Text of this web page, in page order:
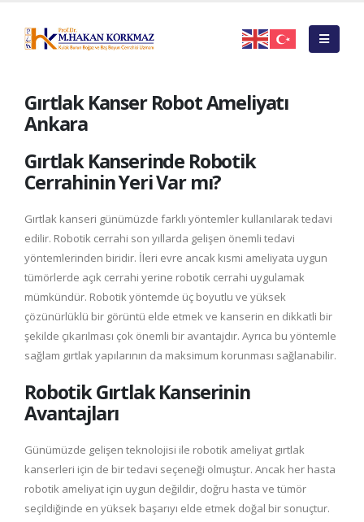
Gırtlak Kanser Robot Ameliyatı
Ankara
Gırtlak Kanserinde Robotik
Cerrahinin Yeri Var mı?
Gırtlak kanseri günümüzde farklı yöntemler kullanılarak tedavi
edilir. Robotik cerrahi son yıllarda gelişen önemli tedavi
yöntemlerinden biridir. İleri evre ancak kısmi ameliyata uygun
tümörlerde açık cerrahi yerine robotik cerrahi uygulamak
mümkündür. Robotik yöntemde üç boyutlu ve yüksek
çözünürlüklü bir görüntü elde etmek ve kanserin en dikkatli bir
şekilde çıkarılması çok önemli bir avantajdır. Ayrıca bu yöntemle
sağlam gırtlak yapılarının da maksimum korunması sağlanabilir.
Robotik Gırtlak Kanserinin
Avantajları
Günümüzde gelişen teknolojisi ile robotik ameliyat gırtlak
kanserleri için de bir tedavi seçeneği olmuştur. Ancak her hasta
robotik ameliyat için uygun değildir, doğru hasta ve tümör
seçildiğinde en yüksek başarıyı elde etmek doğal bir sonuçtur.